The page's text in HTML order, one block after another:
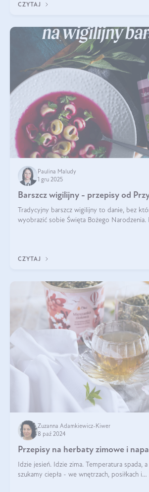
CZYTAJ
Paulina Maludy
1 gru 2025
Barszcz wigilijny - przepisy od
Tradycyjny barszcz wigilijny to danie, bez
wyobrazić sobie Święta Bożego Narodzenia.
CZYTAJ
Zuzanna Adamkiewicz-Kiwer
8 paź 2024
Przepisy na herbaty zimowe i
Idzie jesień. Idzie zima. Temperatura spada,
szukamy ciepła - we wnętrzach, posiłkach